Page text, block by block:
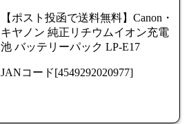
【ポスト投函で送料無料】Canon・
キヤノン 純正リチウムイオン充電
池 バッテリーパック LP-E17
JANコード[4549292020977]